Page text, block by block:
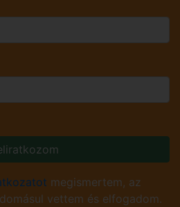
megismertem, az
vettem és elfogadom.